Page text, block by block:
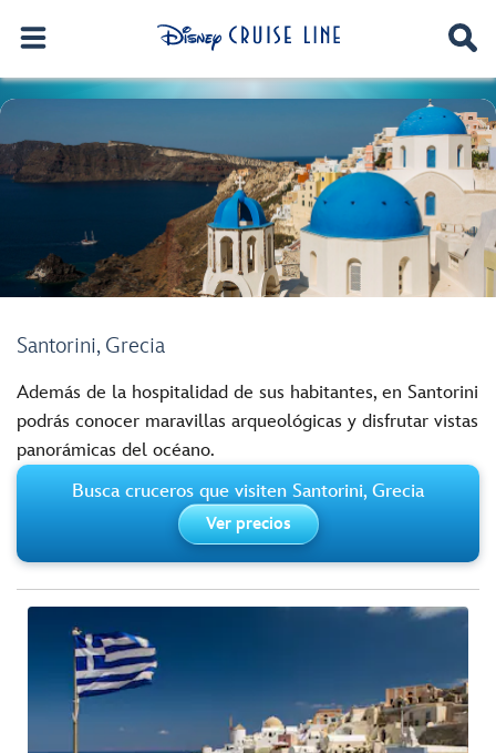
Santorini, Grecia
Además de la hospitalidad de sus habitantes, en Santorini
podrás conocer maravillas arqueológicas y disfrutar vistas
panorámicas del océano.
Busca cruceros que visiten Santorini, Grecia
Ver precios